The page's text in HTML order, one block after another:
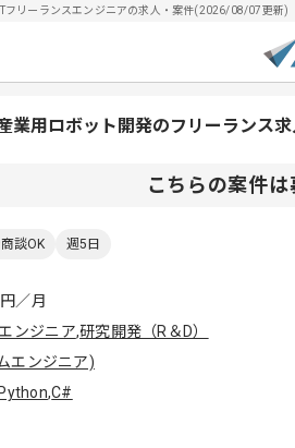
フリーランスエンジニアの求人・案件(2026/08/07更新)
業用ロボット開発のフリーランス
こちらの案件
談OK 週5日
円／月
ンジニア,研究開発（R＆D）
エンジニア)
Python,C#